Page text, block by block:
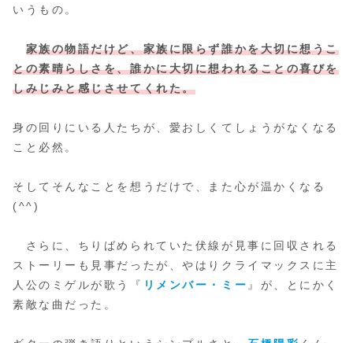
いうもの。
家族の物語だけど、家族に限らず誰かを大切に想うこ
との素晴らしさを、誰かに大切に想われることの喜びを
しみじみと感じさせてくれた。
身の回りにいる人たちが、愛おしくてしょうがなくなる
こと必然。
そしてそんなことを想うだけで、また心が温かくなる
(^^)
さらに、ちりばめられていた伏線が見事に回収される
ストーリーも見事だったが、やはりクライマックスに主
人公のミゲルが歌う『 リメンバー・ミー 』が、とにかく
素敵な曲だった。